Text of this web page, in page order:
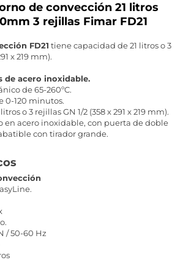
de convección 21 litros
3 rejillas Fimar FD21
FD21 tiene capacidad de 21 litros o 3
x 219 mm).
de acero inoxidable.
de 65-260ºC.
0-120 minutos.
o 3 rejillas GN 1/2 (358 x 291 x 219 mm).
en acero inoxidable, con puerta de doble
con tirador grande.
/ 50-60 Hz